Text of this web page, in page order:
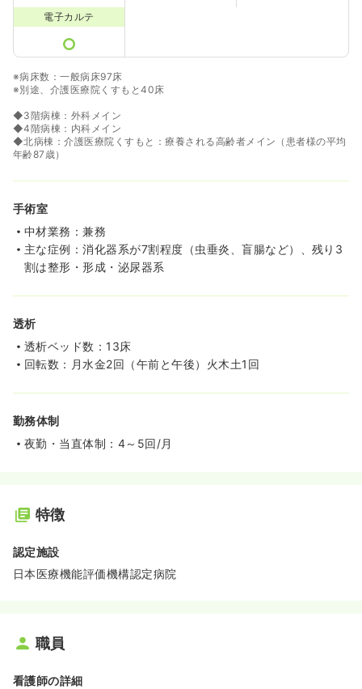
電子カルテ
※病床数：一般病床97床
※別途、介護医療院くすもと40床
◆3階病棟：外科メイン
◆4階病棟：内科メイン
◆北病棟：介護医療院くすもと：療養される高齢者メイン（患者様の平均
年齢87歳）
手術室
中材業務：兼務
主な症例：消化器系が7割程度（虫垂炎、盲腸など）、残り3
割は整形・形成・泌尿器系
透析
透析ベッド数：13床
回転数：月水金2回（午前と午後）火木土1回
勤務体制
夜勤・当直体制：4～5回/月
特徴
認定施設
日本医療機能評価機構認定病院
職員
看護師の詳細